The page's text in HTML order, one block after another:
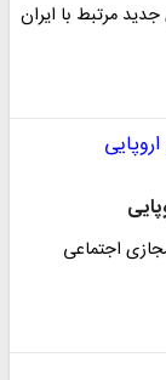
مرتبط با ایران
اجتماعی